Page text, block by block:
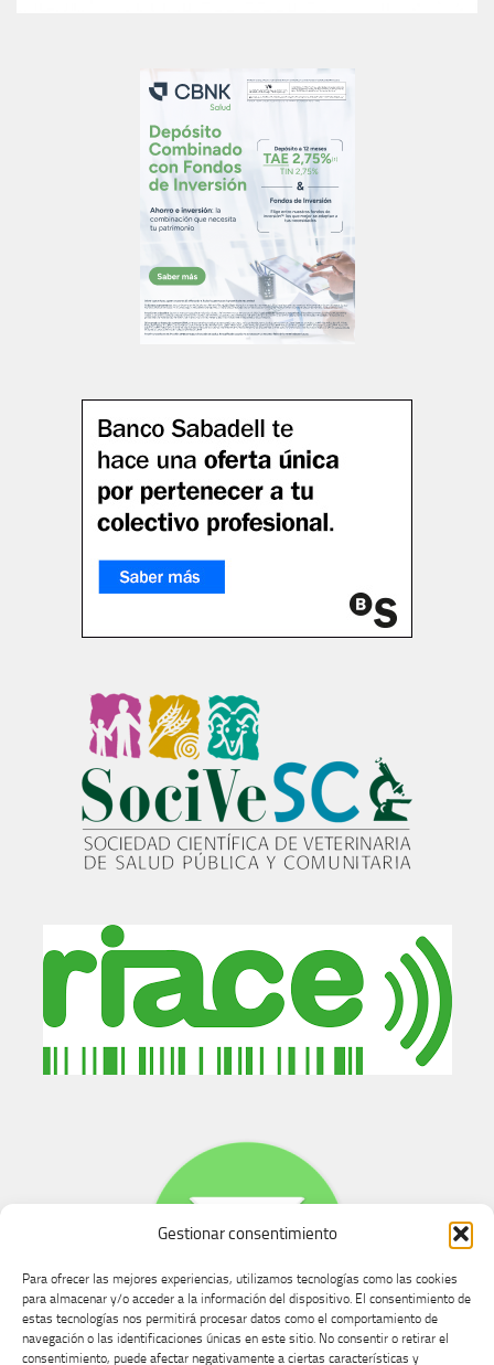
Gestionar consentimiento
Para ofrecer las mejores experiencias, utilizamos tecnologías como las cookies
para almacenar y/o acceder a la información del dispositivo. El consentimiento de
estas tecnologías nos permitirá procesar datos como el comportamiento de
navegación o las identificaciones únicas en este sitio. No consentir o retirar el
consentimiento, puede afectar negativamente a ciertas características y